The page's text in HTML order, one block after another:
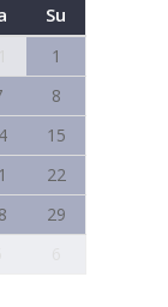
Su
1
8
15
22
29